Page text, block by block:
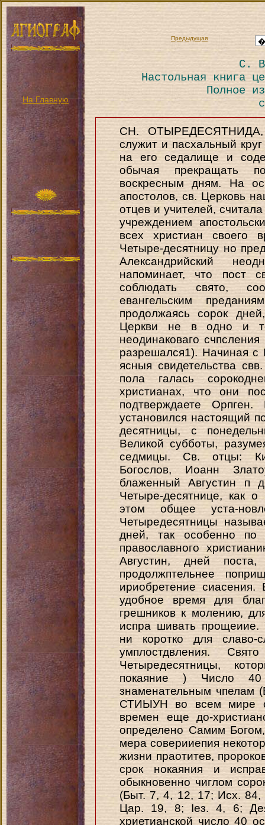
На Главную
Предыдущая
С.
Настольная книга
Полное
CH. ОТЫРЕДЕСЯТНИДА,
служит и пасхальный
на его седалище и
обычая прекращать
воскресным дням. На
апостолов, св. Церковь
отцев и учителей,
учреждением
всех христиан своего
Четыре-десятницу но
Александрийский
напоминает, что пост
соблюдать свято,
евангельским
продолжаясь сорок
Церкви не в одно и
неодинаковаго
разрешался1). Начиная с
ясныя свидетельства
пола галась
христианах, что они
подтверждаете
установился настоящий
десятницы, с
Великой субботы,
седмицы. Св. отцы:
Богослов, Иоанн
блаженный Августин п
Четыре-десятнице, как
этом общее уста-
Четыредесятницы
дней, так особенно
православного
Августин, дней
продолжптельнее
ириобретение
удобное время для
грешников к молению,
испра шивать прощеиие.
ни коротко для славо-
умплостдвления.
Четыредесятницы,
покаяние ) Число
знаменательным чпелам
СТИЫУН во всем мире с
времен еще до-
определено Самим
мера соверииепия
жизни праотитев,
срок нокаяния и
обыкновенно чиглом
(Быт. 7, 4, 12, 17; Исх.
Цар. 19, 8; Іез. 4, 6;
хриетианской число 40